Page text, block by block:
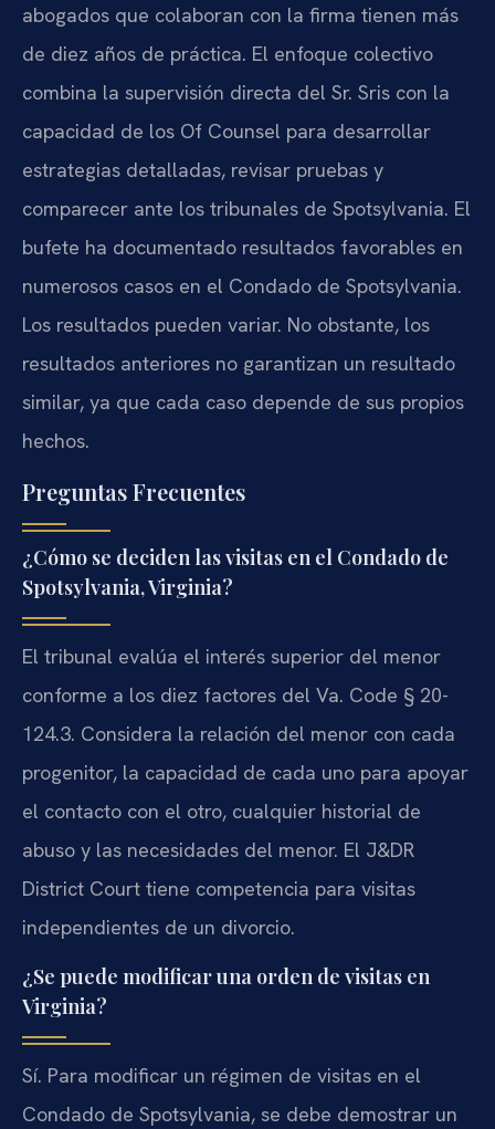
abogados que colaboran con la firma tienen más
de diez años de práctica. El enfoque colectivo
combina la supervisión directa del Sr. Sris con la
capacidad de los Of Counsel para desarrollar
estrategias detalladas, revisar pruebas y
comparecer ante los tribunales de Spotsylvania. El
bufete ha documentado resultados favorables en
numerosos casos en el Condado de Spotsylvania.
Los resultados pueden variar. No obstante, los
resultados anteriores no garantizan un resultado
similar, ya que cada caso depende de sus propios
hechos.
Preguntas Frecuentes
¿Cómo se deciden las visitas en el Condado de
Spotsylvania, Virginia?
El tribunal evalúa el interés superior del menor
conforme a los diez factores del Va. Code § 20-
124.3. Considera la relación del menor con cada
progenitor, la capacidad de cada uno para apoyar
el contacto con el otro, cualquier historial de
abuso y las necesidades del menor. El J&DR
District Court tiene competencia para visitas
independientes de un divorcio.
¿Se puede modificar una orden de visitas en
Virginia?
Sí. Para modificar un régimen de visitas en el
Condado de Spotsylvania, se debe demostrar un